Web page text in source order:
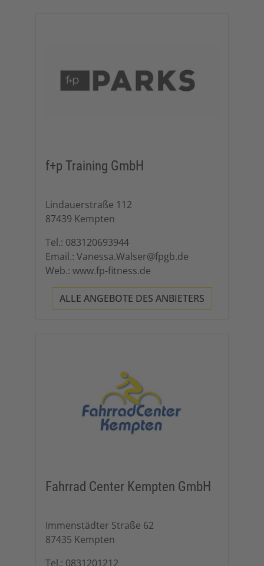
f+p Training GmbH
Lindauerstraße 112
87439 Kempten
Tel.: 083120693944
Email.: Vanessa.Walser@fpgb.de
Web.: www.fp-fitness.de
ALLE ANGEBOTE DES ANBIETERS
Fahrrad Center Kempten GmbH
Immenstädter Straße 62
87435 Kempten
Tel.: 0831201212